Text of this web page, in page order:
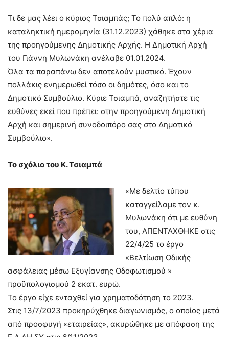
Τι δε μας λέει ο κύριος Τσιαμπάς; Το πολύ απλό: η
καταληκτική ημερομηνία (31.12.2023) χάθηκε στα χέρια
της προηγούμενης Δημοτικής Αρχής. Η Δημοτική Αρχή
του Γιάννη Μυλωνάκη ανέλαβε 01.01.2024.
Όλα τα παραπάνω δεν αποτελούν μυστικό. Έχουν
πολλάκις ενημερωθεί τόσο οι δημότες, όσο και το
Δημοτικό Συμβούλιο. Κύριε Τσιαμπά, αναζητήστε τις
ευθύνες εκεί που πρέπει: στην προηγούμενη Δημοτική
Αρχή και σημερινή συνοδοιπόρο σας στο Δημοτικό
Συμβούλιο».
Το σχόλιο του Κ. Τσιαμπά
«Με δελτίο τύπου
καταγγείλαμε τον κ.
Μυλωνάκη ότι με ευθύνη
του, ΑΠΕΝΤΑΧΘΗΚΕ στις
22/4/25 το έργο
«Βελτίωση Οδικής
ασφάλειας μέσω Εξυγίανσης Οδοφωτισμού »
προϋπολογισμού 2 εκατ. ευρώ.
Το έργο είχε ενταχθεί για χρηματοδότηση το 2023.
Στις 13/7/2023 προκηρύχθηκε διαγωνισμός, ο οποίος μετά
από προσφυγή «εταιρείας», ακυρώθηκε με απόφαση της